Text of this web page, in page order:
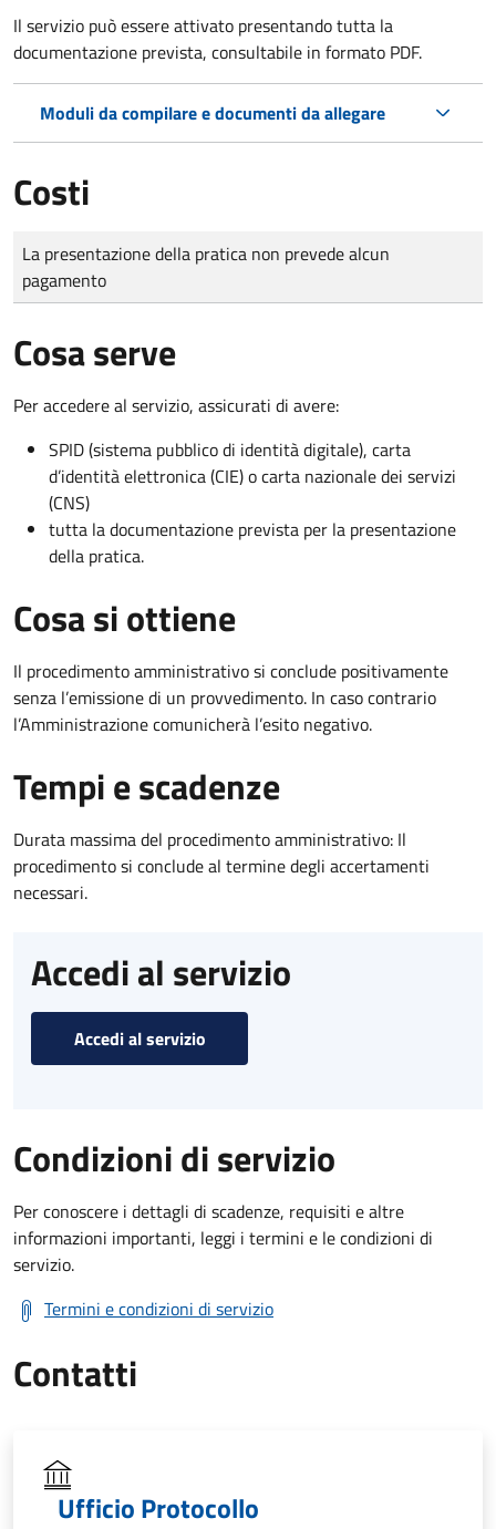
Il servizio può essere attivato presentando tutta la
documentazione prevista, consultabile in formato PDF.
Moduli da compilare e documenti da allegare
Costi
Tipo di pagamento
Importo
La presentazione della pratica non prevede alcun
pagamento
Cosa serve
Per accedere al servizio, assicurati di avere:
SPID (sistema pubblico di identità digitale), carta
d’identità elettronica (CIE) o carta nazionale dei servizi
(CNS)
tutta la documentazione prevista per la presentazione
della pratica.
Cosa si ottiene
Il procedimento amministrativo si conclude positivamente
senza l’emissione di un provvedimento. In caso contrario
l’Amministrazione comunicherà l’esito negativo.
Tempi e scadenze
Durata massima del procedimento amministrativo: Il
procedimento si conclude al termine degli accertamenti
necessari.
Accedi al servizio
Accedi al servizio
Condizioni di servizio
Per conoscere i dettagli di scadenze, requisiti e altre
informazioni importanti, leggi i termini e le condizioni di
servizio.
Termini e condizioni di servizio
Contatti
Ufficio Protocollo